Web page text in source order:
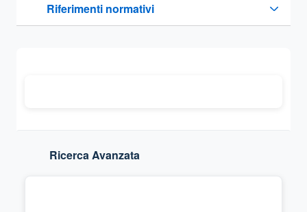
Riferimenti normativi
Sezione compressa
Ricerca Avanzata